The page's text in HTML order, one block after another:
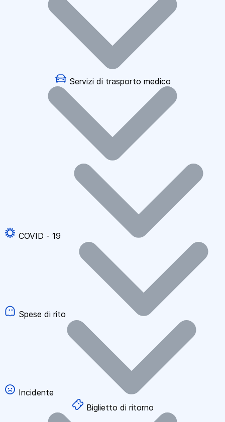
Servizi di trasporto medico
COVID - 19
Spese di rito
Incidente
Biglietto di ritorno